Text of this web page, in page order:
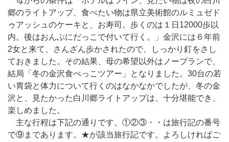
郷のライトアップ、食べたい物は県立美術館のルミュゼド
ゥアッシュのケーキと、お寿司。歩くのは１日12000歩以
内。後はおんぶにだっこで付いて行く。」金沢には６年前
2女と来て、さんざん歩かされたので、しっかり釘をさし
ておきました。その結果、母の希望以外はノープランで、
結局「冬の金沢食べっこツアー」となりました。30台の若
い胃袋と体力について行くのはなかなかでしたが、冬の金
沢と、見たかった白川郷ライトアップは、十分堪能でき、
楽しめました。
主な行程は下記の通りです。①②③・・は旅行記の番号
で⑨まであります。★が該当旅行記です。よろしければご